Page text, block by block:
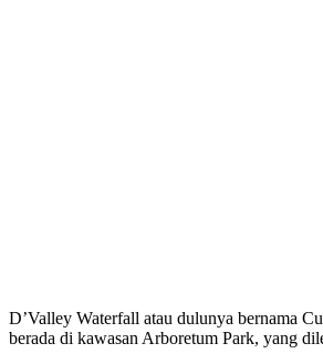
D’Valley Waterfall atau dulunya bernama
berada di kawasan Arboretum Park, yang